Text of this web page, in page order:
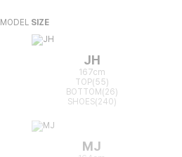
MODEL SIZE
JH
167cm
TOP(55)
BOTTOM(26)
SHOES(240)
MJ